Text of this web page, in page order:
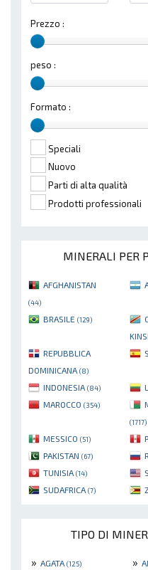
Prezzo :
peso :
Formato :
Speciali
Nuovo
Parti di alta qualità
Prodotti professionali
MINERALI PER
AFGHANISTAN
(44)
BRASILE (129)
REPUBBLICA
DOMINICANA (8)
INDONESIA (84)
MAROCCO (354)
(1717)
MESSICO (51)
PAKISTAN (67)
TUNISIA (14)
SUDAFRICA (7)
TIPO DI
» AGATA (125) »